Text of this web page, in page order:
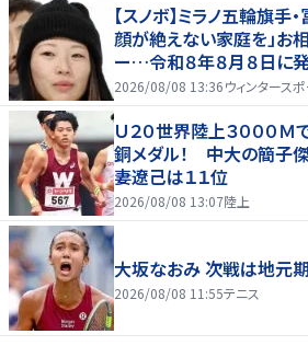
【スノボ】ミラノ五輪旗手
顔が絶えない家庭を」お
ー…令和８年８月８日に
2026/08/08 13:36ウィンタース
Ｕ２０世界陸上３０００
銅メダル！ 中大の簡子
妻遼己は１１位
2026/08/08 13:07陸上
大坂なおみ 次戦は地元
2026/08/08 11:55テニス